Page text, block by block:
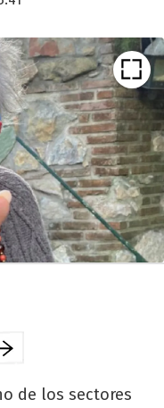
de los sectores